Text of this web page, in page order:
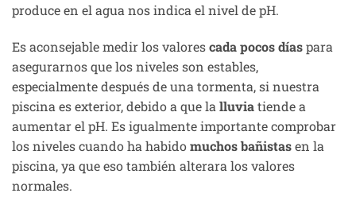
produce en el agua nos indica el nivel de pH.
Es aconsejable medir los valorescada pocos díaspara
asegurarnos que los niveles son estables,
especialmente después de una tormenta, si nuestra
piscina es exterior, debido a que la lluviatiende a
aumentar el pH. Es igualmente importante comprobar
los niveles cuando ha habidomuchos bañistasen la
piscina, ya que eso también alterara los valores
normales.